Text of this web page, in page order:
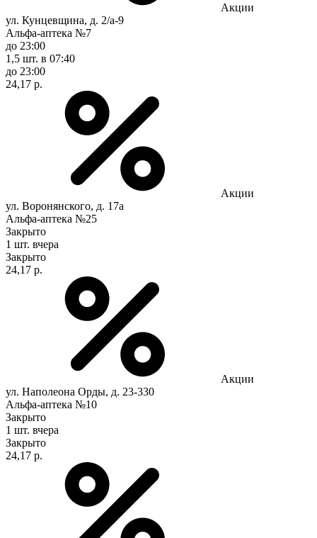
Акции
ул. Кунцевщина, д. 2/а-9
Альфа-аптека №7
до 23:00
1,5 шт. в 07:40
до 23:00
24,17 р.
Акции
ул. Воронянского, д. 17а
Альфа-аптека №25
Закрыто
1 шт. вчера
Закрыто
24,17 р.
Акции
ул. Наполеона Орды, д. 23-330
Альфа-аптека №10
Закрыто
1 шт. вчера
Закрыто
24,17 р.